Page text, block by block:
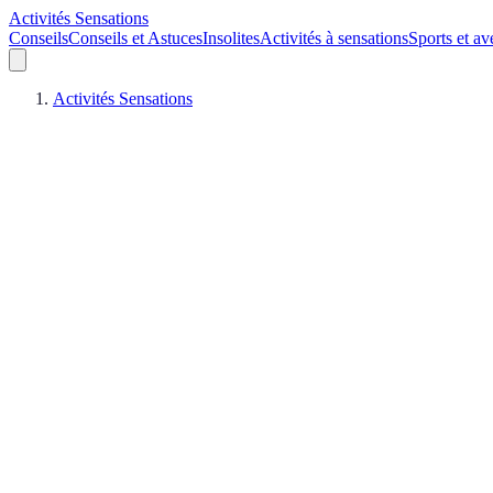
Activités Sensations
ConseilsConseils et AstucesInsolitesActivités à sensationsSports et
Activités Sensations